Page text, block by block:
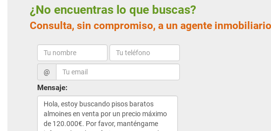
¿No encuentras lo que buscas?
Consulta, sin compromiso, a un agente
@
Mensaje: